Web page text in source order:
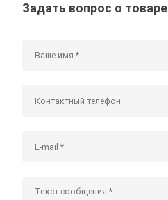
Задать вопрос о товаре